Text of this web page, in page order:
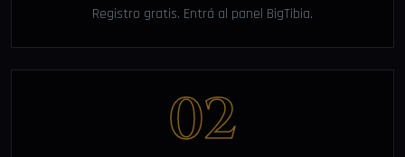
Registro gratis. Entrá al panel BigTibia.
02